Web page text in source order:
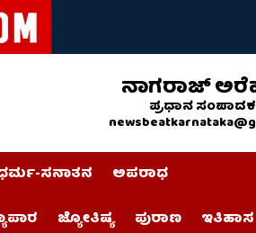
ನಾಗರಾಜ್
ಪ್ರಧಾನ
ಸನಾತನ
ಅಪರಾಧ
ಜ್ಯೋತಿಷ್ಯ ಪುರಾಣ ಇತಿಹಾಸ